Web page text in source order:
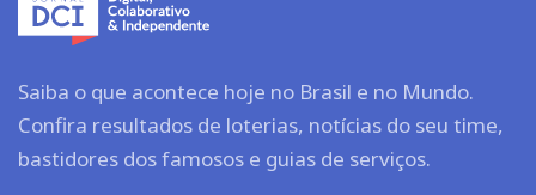
Saiba o que acontece hoje no Brasil e no Mundo.
Confira resultados de loterias, notícias do seu time,
bastidores dos famosos e guias de serviços.